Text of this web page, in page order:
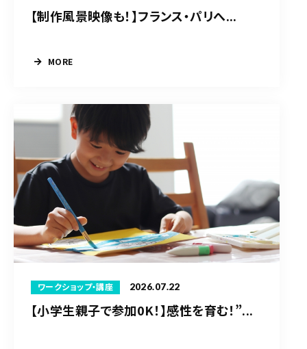
【制作風景映像も！】フランス・パリへ...
MORE
ワークショップ・講座 2026.07.22
【小学生親子で参加0K！】感性を育む！”...